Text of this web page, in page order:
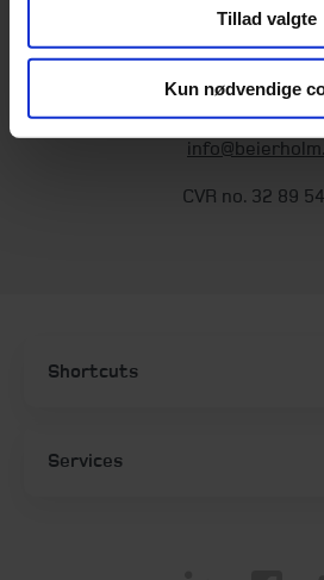
Tillad valgte
Kun nødvendige
DK-9220
Denmark
T:+45 98 18 72
Fax:+45 96 34
CVR no. 32 89
Shortcuts
Services